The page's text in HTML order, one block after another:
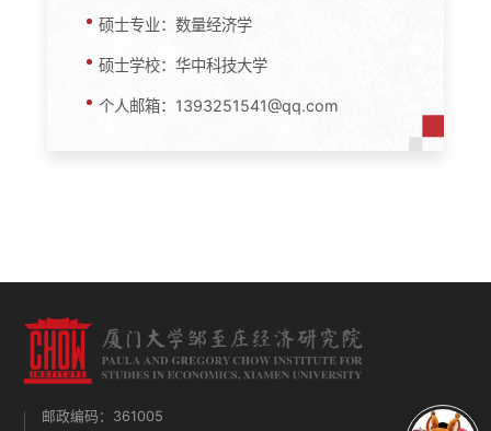
硕士专业：数量经济学
硕士学校：华中科技大学
个人邮箱：1393251541@qq.com
邮政编码：361005